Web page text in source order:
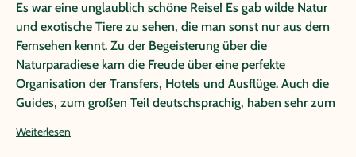
Es war eine unglaublich schöne Reise! Es gab wilde Natur
und exotische Tiere zu sehen, die man sonst nur aus dem
Fernsehen kennt. Zu der Begeisterung über die
Naturparadiese kam die Freude über eine perfekte
Organisation der Transfers, Hotels und Ausflüge. Auch die
Guides, zum großen Teil deutschsprachig, haben sehr zum
Lateinamerika würde ich wieder über Papaya Tours buchen!
Weiterlesen